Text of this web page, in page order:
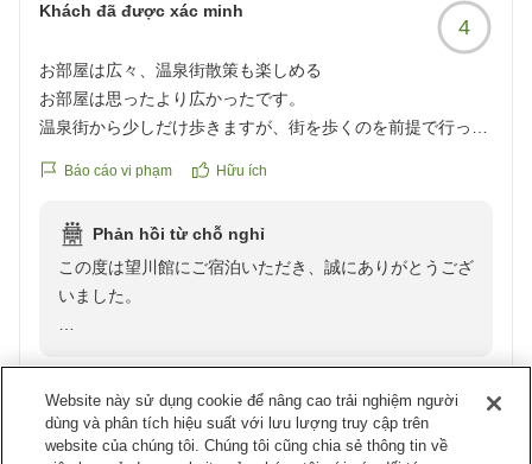
クチコミの詳細はこちらから
reviewId=33123478476509
不快な思いをおかけいたしました。いただいたご意見を
真摯に受け止め、同様のことがないよう館内で共有し、
確認を徹底してまいります。
この度はお忙しい中、望川館のために口コミをご投稿い
ただき誠にありがとうございました。
望川館スタッフ一同
Khách đã được xác minh
4
お部屋は広々、温泉街散策も楽しめる
お部屋は思ったより広かったです。
温泉街から少しだけ歩きますが、街を歩くのを前提で行った
お部屋に大浴場用の持ち運べるカゴなどあれば良かったです!
クチコミの詳細はこちらから
https://review.travel.rakuten.co.jp/hotel/voice/7299?
reviewId=33123478430992
Báo cáo vi phạm Hữu ích
Phản hồi từ chỗ nghỉ
この度は望川館にご宿泊いただき、誠にありがとうござ
いました。
街までのお散歩もお楽しみいただけたとのこと、下呂の
街並みも満喫していただけましたら幸いでございます。
Khách đã được xác minh
Website này sử dụng cookie để nâng cao trải nghiệm người
dùng và phân tích hiệu suất với lưu lượng truy cập trên
website của chúng tôi. Chúng tôi cũng chia sẻ thông tin về